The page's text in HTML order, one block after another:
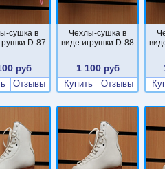
сушка в
D-87
руб
Отзывы
Чехлы-сушка в
виде игрушки D-88
1 100руб
Купить
Отзывы